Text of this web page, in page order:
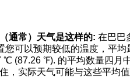
通常）天气是这样的: 在巴巴
您可以预期较低的温度，平
℃ (87.26 ℉). 的平均数量四月
，实际天气可能与这些平均